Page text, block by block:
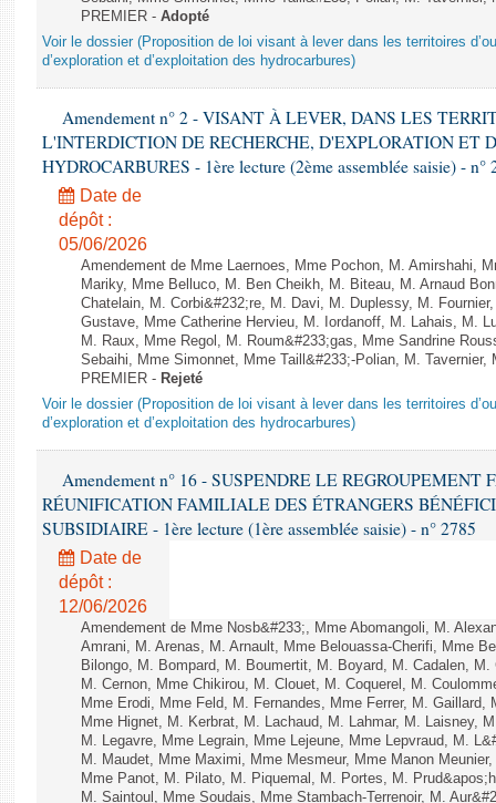
PREMIER - Adopté
Voir le dossier (Proposition de loi visant à lever dans les territoires
d’exploration et d’exploitation des hydrocarbures)
Amendement n° 2 - VISANT À LEVER, DANS LES
L'INTERDICTION DE RECHERCHE, D'EXPLORATION ET
HYDROCARBURES - 1ère lecture (2ème assemblée saisie) - n°
Date de
dépôt :
05/06/2026
Amendement de Mme Laernoes, Mme Pochon, M. Amirshahi,
Mariky, Mme Belluco, M. Ben Cheikh, M. Biteau, M. Arnaud
Chatelain, M. Corbi&#232;re, M. Davi, M. Duplessy, M.
Gustave, Mme Catherine Hervieu, M. Iordanoff, M. Lahais, M.
M. Raux, Mme Regol, M. Roum&#233;gas, Mme Sandrine
Sebaihi, Mme Simonnet, Mme Taill&#233;-Polian, M.
PREMIER - Rejeté
Voir le dossier (Proposition de loi visant à lever dans les territoires
d’exploration et d’exploitation des hydrocarbures)
Amendement n° 16 - SUSPENDRE LE
RÉUNIFICATION FAMILIALE DES ÉTRANGERS
SUBSIDIAIRE - 1ère lecture (1ère assemblée saisie) - n° 2785
Date de
dépôt :
12/06/2026
Amendement de Mme Nosb&#233;, Mme Abomangoli, M.
Amrani, M. Arenas, M. Arnault, Mme Belouassa-Cherifi, Mme
Bilongo, M. Bompard, M. Boumertit, M. Boyard, M. Cadalen,
M. Cernon, Mme Chikirou, M. Clouet, M. Coquerel, M.
Mme Erodi, Mme Feld, M. Fernandes, Mme Ferrer, M. Gaillard,
Mme Hignet, M. Kerbrat, M. Lachaud, M. Lahmar, M. Laisney,
M. Legavre, Mme Legrain, Mme Lejeune, Mme Lepvraud, M.
M. Maudet, Mme Maximi, Mme Mesmeur, Mme Manon
Mme Panot, M. Pilato, M. Piquemal, M. Portes, M.
M. Saintoul, Mme Soudais, Mme Stambach-Terrenoir, M.